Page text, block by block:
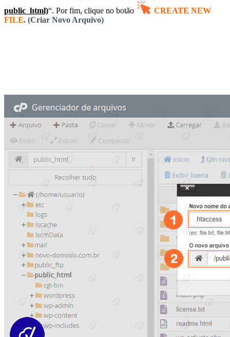
public_html)“. Por fim, clique no botão
CREATE NEW
FILE. (Criar Novo Arquivo)